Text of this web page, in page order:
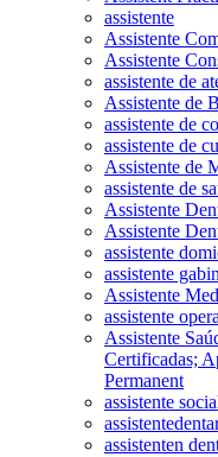
assistente
Assistente
Assistente
assistente de
Assistente de
assistente de
assistente de
Assistente de
assistente de
Assistente
Assistente
assistente
assistente
Assistente
assistente
Assistente
Certificadas;
Permanent
assistente
assistenten